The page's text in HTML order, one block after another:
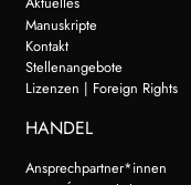
Manuskripte
Kontakt
Stellenangebote
Lizenzen | Foreign Rights
HANDEL
Ansprechpartner*innen